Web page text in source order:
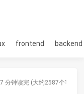
frontend backend
分钟读完 (大约2587个字)